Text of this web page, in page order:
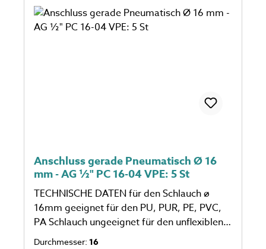
Anschluss gerade Pneumatisch Ø 16
mm - AG ½" PC 16-04 VPE: 5 St
TECHNISCHE DATEN für den Schlauch ø
16mm geeignet für den PU, PUR, PE, PVC,
PA Schlauch ungeeignet für den unflexiblen
Schlauch eine Verpackungseinheit einspricht
Durchmesser: 16